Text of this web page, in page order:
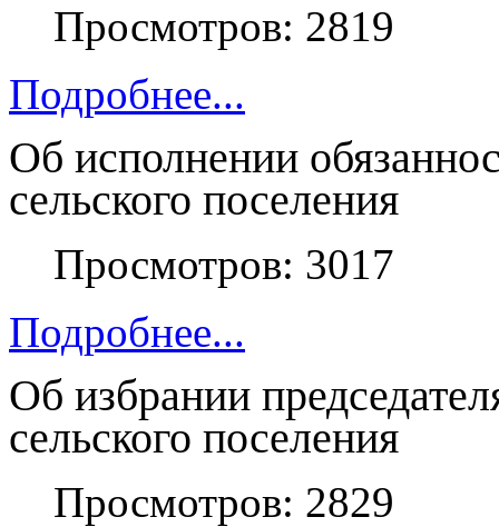
Просмотров: 2819
Подробнее...
Об исполнении
сельского поселения
Просмотров: 3017
Подробнее...
Об избрании
сельского поселения
Просмотров: 2829